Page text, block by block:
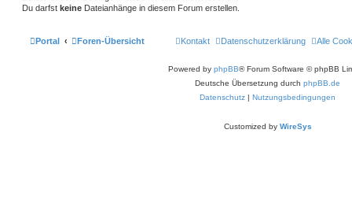
Du darfst keine Dateianhänge in diesem Forum erstellen.
Portal Foren-Übersicht Alle
Datenschutzerklärung
Kontakt
Powered by phpBB® Forum Software © phpBB
Deutsche Übersetzung durch phpBB.de
Datenschutz | Nutzungsbedingungen
Customized by WireSys